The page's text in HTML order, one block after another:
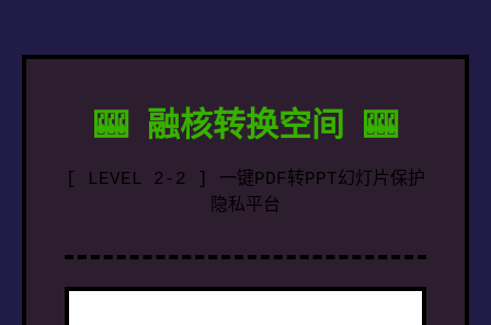
🎰 融核转换空间 🎰
[ LEVEL 2-2 ] 一键PDF转PPT幻灯片保护
隐私平台